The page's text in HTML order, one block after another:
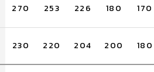
270 253 226 180 170
230 220 204 200 180